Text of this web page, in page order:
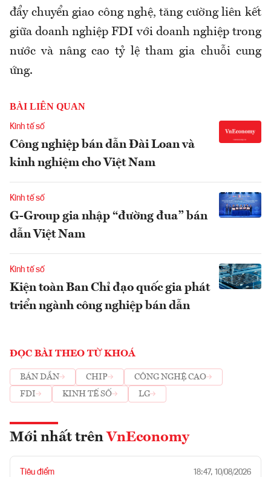
đẩy chuyển giao công nghệ, tăng cường liên kết
giữa doanh nghiệp FDI với doanh nghiệp trong
nước và nâng cao tỷ lệ tham gia chuỗi cung
ứng.
BÀI LIÊN QUAN
Kinh tế số
Công nghiệp bán dẫn Đài Loan và
kinh nghiệm cho Việt Nam
Kinh tế số
G-Group gia nhập “đường đua” bán
dẫn Việt Nam
Kinh tế số
Kiện toàn Ban Chỉ đạo quốc gia phát
triển ngành công nghiệp bán dẫn
ĐỌC BÀI THEO TỪ KHOÁ
BÁN DẪN CHIP
CÔNG NGHỆ CAO
FDI
KINH TẾ SỐ LG
Mới nhất trên VnEconomy
Tiêu điểm 18:47, 10/08/2026